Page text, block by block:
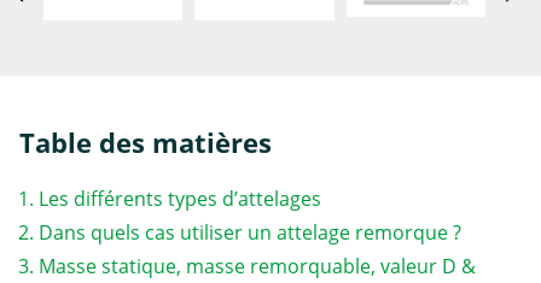
Table des matières
Les différents types d’attelages
Dans quels cas utiliser un attelage remorque ?
Masse statique, masse remorquable, valeur D &